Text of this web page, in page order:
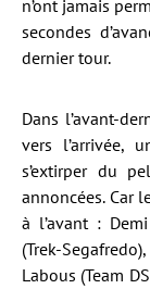
n’ont jamais
secondes
dernier tour.
Dans l’avant-
vers l’arrivée,
s’extirper du
annoncées. Car
à l’avant :
(Trek-
Labous (Team